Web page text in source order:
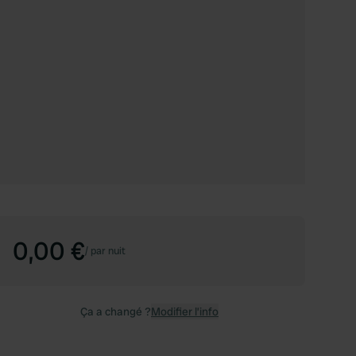
0,00 €/ par nuit
Ça a changé ?Modifier l’info